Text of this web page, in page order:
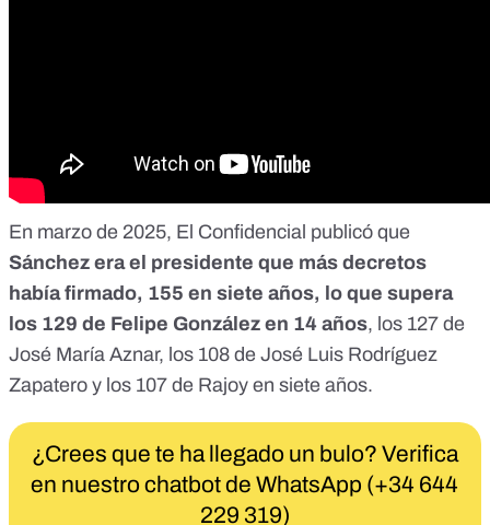
En marzo de 2025, El Confidencial publicó que
Sánchez era el presidente que más decretos
había firmado, 155 en siete años, lo que supera
los 129 de Felipe González en 14 años, los 127 de
José María Aznar, los 108 de José Luis Rodríguez
Zapatero y los 107 de Rajoy en siete años.
¿Crees que te ha llegado un bulo? Verifica
en nuestro chatbot de WhatsApp (+34 644
229 319)